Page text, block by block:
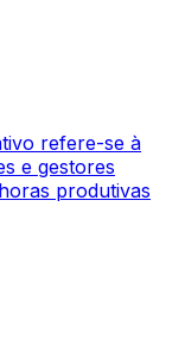
refere-se à
e gestores
produtivas